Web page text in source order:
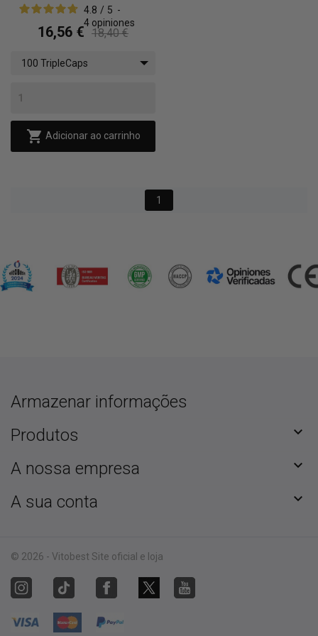
4.8 / 5 -
4 opiniones
16,56 € 18,40 €
100 TripleCaps
 Adicionar ao carrinho
1
Armazenar informações
Produtos

A nossa empresa 
A sua conta 
© 2026 - Vitobest Site oficial e loja